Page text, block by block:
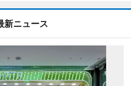
新ニュース